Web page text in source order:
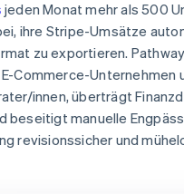
jeden Monat mehr als 500
ihre Stripe-Umsätze
zu exportieren.
Commerce-Unternehmen
innen, überträgt
beseitigt manuelle
revisionssicher und